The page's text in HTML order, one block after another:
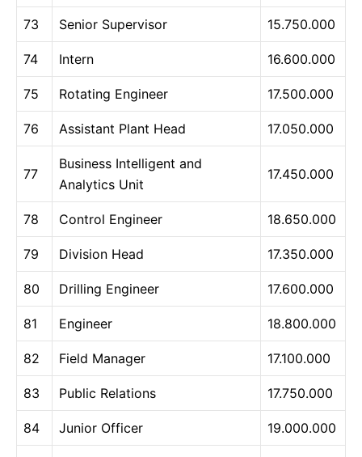
73 Senior Supervisor 15.750.000
74 Intern 16.600.000
75 Rotating Engineer 17.500.000
76 Assistant Plant Head 17.050.000
77
Business Intelligent and
Analytics Unit
17.450.000
78 Control Engineer 18.650.000
79 Division Head 17.350.000
80 Drilling Engineer 17.600.000
81 Engineer 18.800.000
82 Field Manager 17.100.000
83 Public Relations 17.750.000
84 Junior Officer 19.000.000